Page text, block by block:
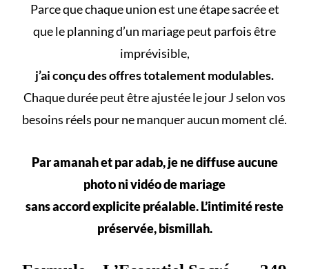
Parce quechaque unionest uneétape sacréeet
que leplanning d’un mariagepeut parfois être
imprévisible,
j’ai conçu des offres totalement modulables.
Chaque durée peut être ajustée le jour J selon vos
besoins réels pour ne manquer aucun moment clé.
Par amanah et par adab, je ne diffuse aucune
photo ni vidéo de mariage
sans accord explicite préalable. L’intimité reste
préservée, bismillah.